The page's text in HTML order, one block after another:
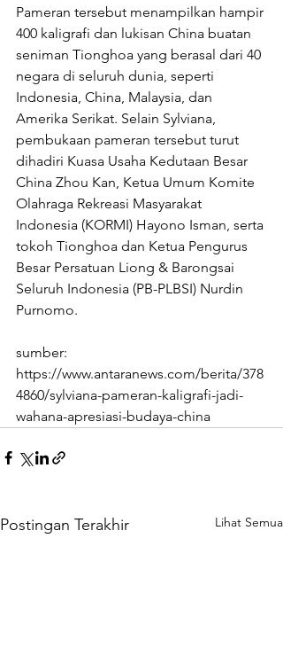
Pameran tersebut menampilkan hampir
400 kaligrafi dan lukisan China buatan
seniman Tionghoa yang berasal dari 40
negara di seluruh dunia, seperti
Indonesia, China, Malaysia, dan
Amerika Serikat. Selain Sylviana,
pembukaan pameran tersebut turut
dihadiri Kuasa Usaha Kedutaan Besar
China Zhou Kan, Ketua Umum Komite
Olahraga Rekreasi Masyarakat
Indonesia (KORMI) Hayono Isman, serta
tokoh Tionghoa dan Ketua Pengurus
Besar Persatuan Liong & Barongsai
Seluruh Indonesia (PB-PLBSI) Nurdin
Purnomo.
sumber:
https://www.antaranews.com/berita/378
4860/sylviana-pameran-kaligrafi-jadi-
wahana-apresiasi-budaya-china
Postingan Terakhir Lihat Semua